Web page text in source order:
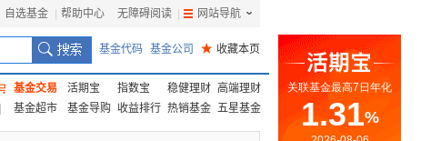
自选基金 帮助中心 无障碍阅读 网站导航
基金代码 基金公司 ★ 收藏本页
基金交易 活期宝 指数宝 稳健理财 高端理财
基金超市
基金导购 收益排行 热销基金 五星基金